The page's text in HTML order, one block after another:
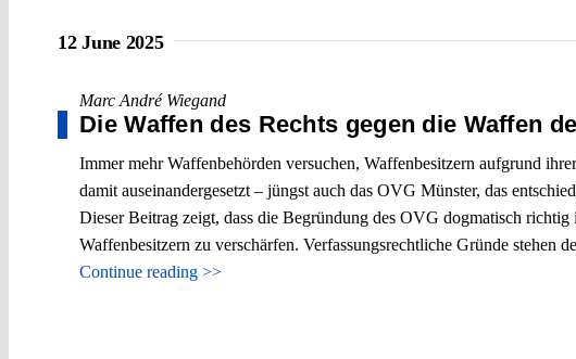
12 June 2025
Marc André Wiegand
Die Waffen des Rechts gegen die Waffen
Immer mehr Waffenbehörden versuchen, Waffenbesitzern aufgrund
damit auseinandergesetzt – jüngst auch das OVG Münster, das
Dieser Beitrag zeigt, dass die Begründung des OVG dogmatisch
Waffenbesitzern zu verschärfen. Verfassungsrechtliche Gründe stehen
Continue reading >>